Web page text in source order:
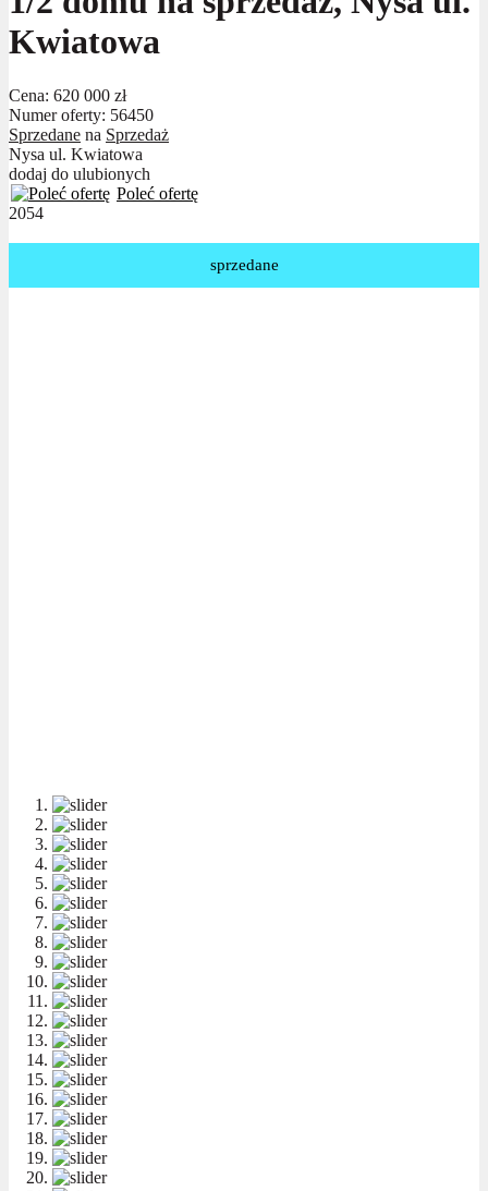
Kwiatowa
Cena: 620 000 zł
Numer oferty: 56450
Sprzedane na Sprzedaż
Nysa ul. Kwiatowa
dodaj do ulubionych
Poleć ofertę
2054
sprzedane